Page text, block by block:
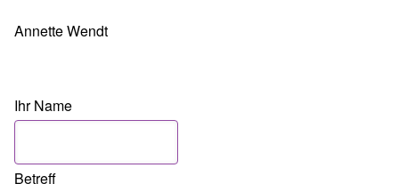
Annette Wendt
Ihr Name
Betreff